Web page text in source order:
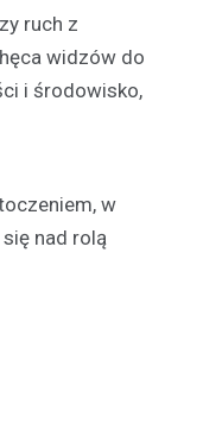
ruch z
widzów do
i środowisko,
w
nad rolą